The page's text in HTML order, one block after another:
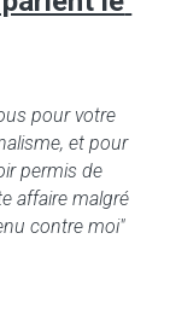
pour votre
et pour
permis de
affaire malgré
contre moi"